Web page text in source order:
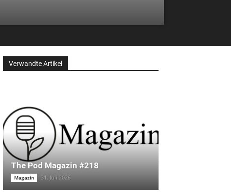
Verwandte Artikel
The Pod Magazin #218
Magazin 31. Juli 2026